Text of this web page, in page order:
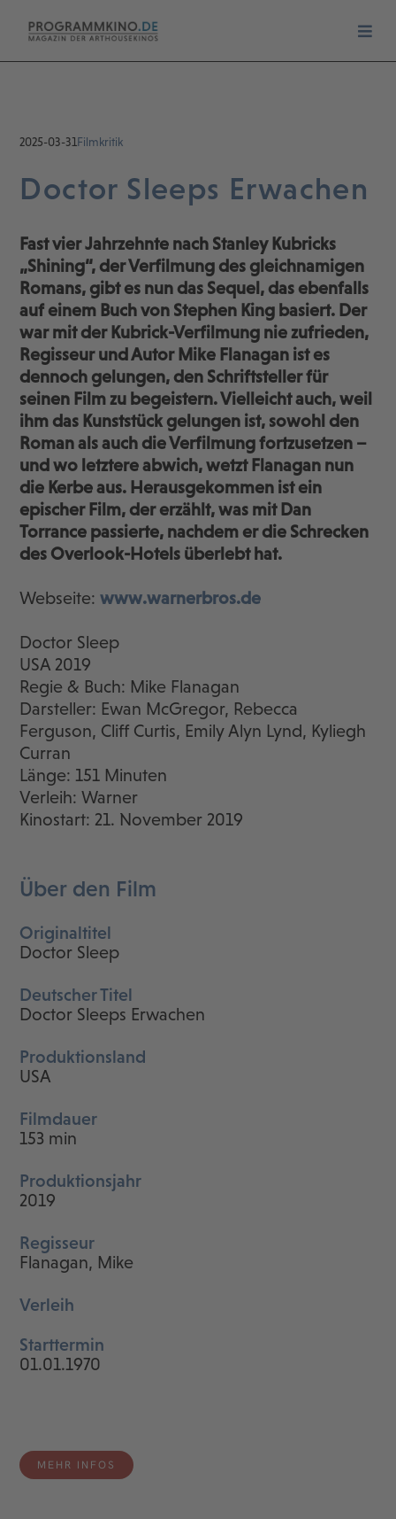
2025-03-31Filmkritik
Doctor Sleeps Erwachen
Fast vier Jahrzehnte nach Stanley Kubricks
„Shining“, der Verfilmung des gleichnamigen
Romans, gibt es nun das Sequel, das ebenfalls
auf einem Buch von Stephen King basiert. Der
war mit der Kubrick-Verfilmung nie zufrieden,
Regisseur und Autor Mike Flanagan ist es
dennoch gelungen, den Schriftsteller für
seinen Film zu begeistern. Vielleicht auch, weil
ihm das Kunststück gelungen ist, sowohl den
Roman als auch die Verfilmung fortzusetzen –
und wo letztere abwich, wetzt Flanagan nun
die Kerbe aus. Herausgekommen ist ein
epischer Film, der erzählt, was mit Dan
Torrance passierte, nachdem er die Schrecken
des Overlook-Hotels überlebt hat.
Webseite:www.warnerbros.de
Doctor Sleep
USA 2019
Regie & Buch: Mike Flanagan
Darsteller: Ewan McGregor, Rebecca
Ferguson, Cliff Curtis, Emily Alyn Lynd, Kyliegh
Curran
Länge: 151 Minuten
Verleih: Warner
Kinostart: 21. November 2019
Über den Film
Originaltitel
Doctor Sleep
Deutscher Titel
Doctor Sleeps Erwachen
Produktionsland
USA
Filmdauer
153 min
Produktionsjahr
2019
Regisseur
Flanagan, Mike
Verleih
Starttermin
01.01.1970
MEHR INFOS